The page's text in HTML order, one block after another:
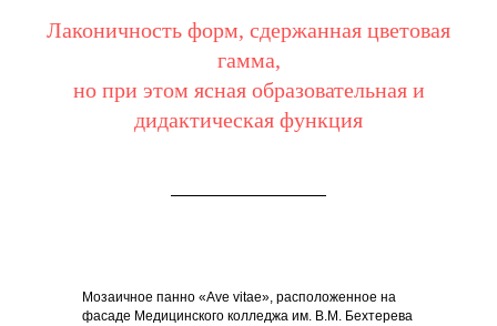
Лаконичность форм, сдержанная цветовая
гамма,
но при этом ясная образовательная и
дидактическая функция
Мозаичное панно «Ave vitae», расположенное на
фасаде Медицинского колледжа им. В.М. Бехтерева